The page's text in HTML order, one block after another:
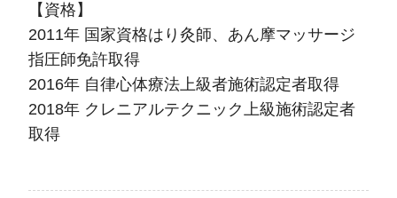
【資格】
2011年 国家資格はり灸師、あん摩マッサージ
指圧師免許取得
2016年 自律心体療法上級者施術認定者取得
2018年 クレニアルテクニック上級施術認定者
取得